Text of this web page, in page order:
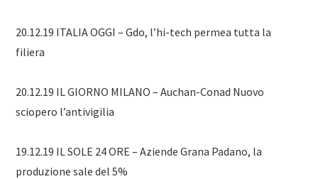
20.12.19 ITALIA OGGI – Gdo, l’hi-tech permea tutta la
filiera
20.12.19 IL GIORNO MILANO – Auchan-Conad Nuovo
sciopero l’antivigilia
19.12.19 IL SOLE 24 ORE – Aziende Grana Padano, la
produzione sale del 5%